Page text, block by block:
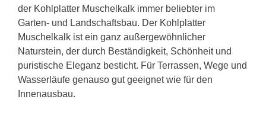
der Kohlplatter Muschelkalk immer beliebter im
Garten- und Landschaftsbau. Der Kohlplatter
Muschelkalk ist ein ganz außergewöhnlicher
Naturstein, der durch Beständigkeit, Schönheit und
puristische Eleganz besticht. Für Terrassen, Wege und
Wasserläufe genauso gut geeignet wie für den
Innenausbau.